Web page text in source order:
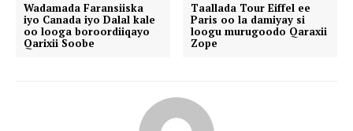
Wadamada Faransiiska
iyo Canada iyo Dalal kale
oo looga boroordiiqayo
Qarixii Soobe
Taallada Tour Eiffel ee
Paris oo la damiyay si
loogu murugoodo Qaraxii
Zope